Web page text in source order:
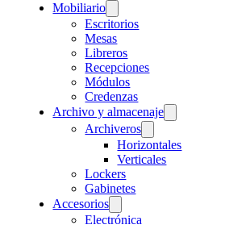
Mobiliario
Escritorios
Mesas
Libreros
Recepciones
Módulos
Credenzas
Archivo y almacenaje
Archiveros
Horizontales
Verticales
Lockers
Gabinetes
Accesorios
Electrónica